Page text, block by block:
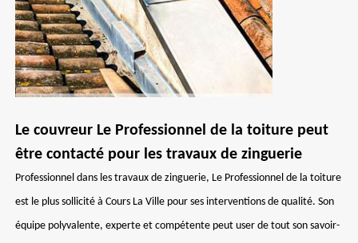
Le couvreur Le Professionnel de la toiture peut
être contacté pour les travaux de zinguerie
Professionnel dans les travaux de zinguerie, Le Professionnel de la toiture
est le plus sollicité à Cours La Ville pour ses interventions de qualité. Son
équipe polyvalente, experte et compétente peut user de tout son savoir-